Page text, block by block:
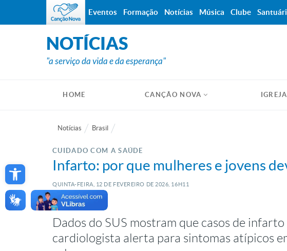
Open toolbar
NOTÍCIAS
"a serviço da vida e da esperança"
HOME CANÇÃO NOVA IGREJA
Notícias Brasil
CUIDADO COM A SAÚDE
Infarto: por que mulheres e jovens
QUINTA-FEIRA, 12 DE FEVEREIRO DE 2026, 16H11
Dados do SUS mostram que casos de
cardiologista alerta para sintomas atípicos
Eventos Formação Notícias Música Clube